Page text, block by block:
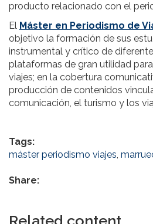
producto relacionado con el
El Máster en Periodismo de
objetivo la formación de sus
instrumental y crítico de
plataformas de gran utilidad
viajes; en la cobertura
producción de contenidos
comunicación, el turismo y los
Tags:
máster periodismo viajes,
Share: